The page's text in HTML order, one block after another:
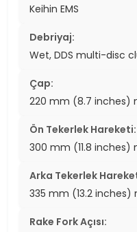
Keihin EMS
Debriyaj:
Wet, DDS multi-disc
Çap:
220 mm (8.7 inches)
Ön Tekerlek Hareketi:
300 mm (11.8 inches)
Arka Tekerlek
335 mm (13.2 inches)
Rake Fork Açısı: